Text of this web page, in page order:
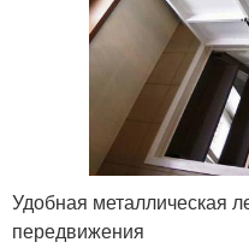
Удобная металлическая
передвижения